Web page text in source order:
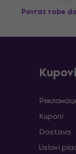
Povrat robe
Kuponi
Dostava
Uslovi